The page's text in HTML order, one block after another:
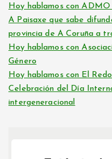
Hoy hablamos con
A Paisaxe que sabe
provincia de A Coruña a
Hoy hablamos con
Género
Hoy hablamos con El
Celebración del Día
intergeneracional